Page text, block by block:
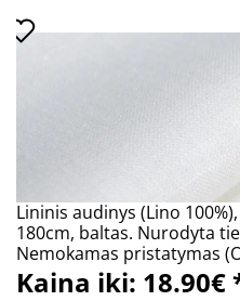
Lininis audinys (Lino
180cm, baltas. Nurodyta
Nemokamas pristatymas
Kaina iki: 18.90€